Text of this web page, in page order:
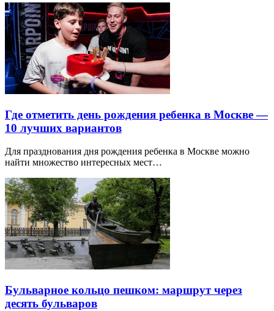
Где отметить день рождения ребенка в Москве —
10 лучших вариантов
Для празднования дня рождения ребенка в Москве можно
найти множество интересных мест…
Бульварное кольцо пешком: маршрут через
десять бульваров